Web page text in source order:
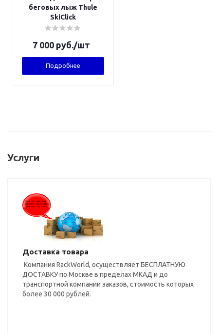
беговых лыж Thule
SkiClick
7 000 руб./шт
Подробнее
Услуги
Доставка товара
Компания RackWorld, осуществляет БЕСПЛАТНУЮ
ДОСТАВКУ по Москве в пределах МКАД и до
транспортной компании заказов, стоимость которых
более 30 000 рублей.